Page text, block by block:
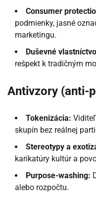
Consumer
podmienky, jasné
marketingu.
Duševné
rešpekt k tradičným
Antivzory (anti-
Tokenizácia:
skupín bez reálnej
Stereotypy a
karikatúry kultúr a
Purpose-washing:
alebo rozpočtu.